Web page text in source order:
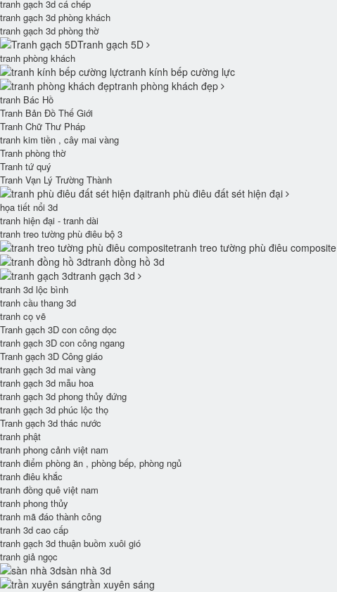
tranh gạch 3d cá chép
tranh gạch 3d phòng khách
tranh gạch 3d phòng thờ
Tranh gạch 5D
tranh phòng khách
tranh kính bếp cường lực
tranh phòng khách đẹp
tranh Bác Hồ
Tranh Bản Đồ Thế Giới
Tranh Chữ Thư Pháp
tranh kim tiền , cây mai vàng
Tranh phòng thờ
Tranh tứ quý
Tranh Vạn Lý Trường Thành
tranh phù điêu đất sét hiện đại
họa tiết nổi 3d
tranh hiện đại - tranh dài
tranh treo tường phù điêu bộ 3
tranh treo tường phù điêu composite
tranh đồng hồ 3d
tranh gạch 3d
tranh 3d lộc bình
tranh cầu thang 3d
tranh cọ vẽ
Tranh gạch 3D con công dọc
tranh gạch 3D con công ngang
Tranh gạch 3D Công giáo
tranh gạch 3d mai vàng
tranh gạch 3d mẫu hoa
tranh gạch 3d phong thủy đứng
tranh gạch 3d phúc lộc thọ
Tranh gạch 3d thác nước
tranh phật
tranh phong cảnh việt nam
tranh điểm phòng ăn , phòng bếp, phòng ngủ
tranh điêu khắc
tranh đồng quê việt nam
tranh phong thủy
tranh mã đáo thành công
tranh 3d cao cấp
tranh gạch 3d thuận buồm xuôi gió
tranh giả ngọc
sàn nhà 3d
trần xuyên sáng